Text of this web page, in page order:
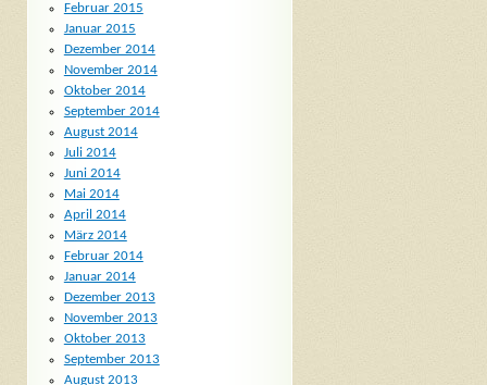
Februar 2015
Januar 2015
Dezember 2014
November 2014
Oktober 2014
September 2014
August 2014
Juli 2014
Juni 2014
Mai 2014
April 2014
März 2014
Februar 2014
Januar 2014
Dezember 2013
November 2013
Oktober 2013
September 2013
August 2013